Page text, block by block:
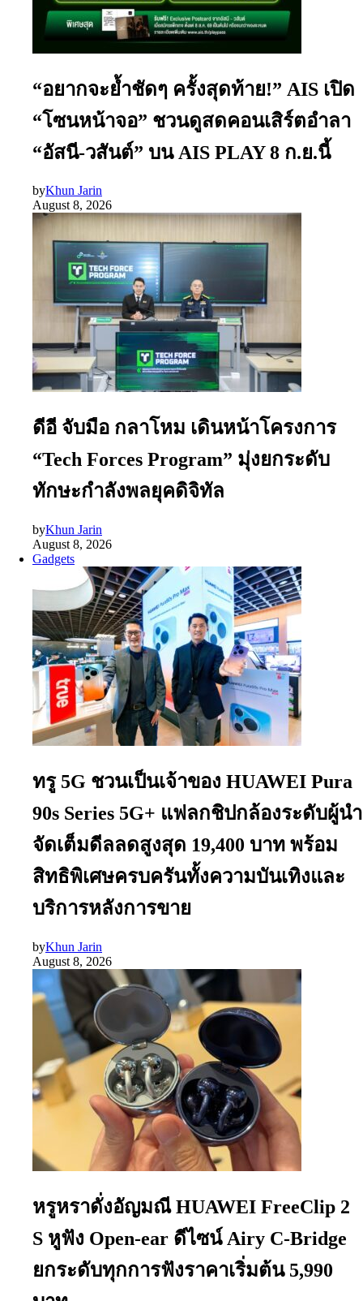
“อยากจะย้ำชัดๆ ครั้งสุดท้าย!” AIS เปิด
“โซนหน้าจอ” ชวนดูสดคอนเสิร์ตอำลา
“อัสนี-วสันต์” บน AIS PLAY 8 ก.ย.นี้
byKhun Jarin
August 8, 2026
ดีอี จับมือ กลาโหม เดินหน้าโครงการ
“Tech Forces Program” มุ่งยกระดับ
ทักษะกำลังพลยุคดิจิทัล
byKhun Jarin
August 8, 2026
Gadgets
ทรู 5G ชวนเป็นเจ้าของ HUAWEI Pura
90s Series 5G+ แฟลกชิปกล้องระดับผู้นำ
จัดเต็มดีลลดสูงสุด 19,400 บาท พร้อม
สิทธิพิเศษครบครันทั้งความบันเทิงและ
บริการหลังการขาย
byKhun Jarin
August 8, 2026
หรูหราดั่งอัญมณี HUAWEI FreeClip 2
S หูฟัง Open-ear ดีไซน์ Airy C-Bridge
ยกระดับทุกการฟังราคาเริ่มต้น 5,990